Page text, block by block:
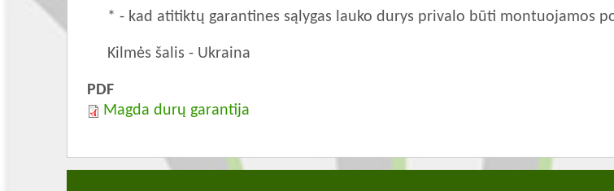
* - kad atitiktų garantines sąlygas lauko durys privalo būti montuojamos
Kilmės šalis - Ukraina
PDF
Magda durų garantija